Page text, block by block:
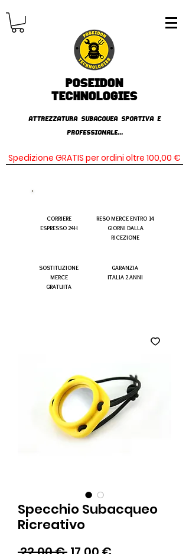
Poseidon
TECHNOLOGIES
AttrezzaturA subacqueA SPORTIVA E
PROFESSIONALE...
Spedizione GRATIS per ordini oltre 100,00 €
CORRIERE
ESPRESSO 24H
SOSTITUZIONE
MERCE
GRATUITA
RESO MERCE ENTRO 14
GIORNI DALLA
RICEZIONE
GARANZIA
ITALIA 2 ANNI
Specchio Subacqueo
Ricreativo